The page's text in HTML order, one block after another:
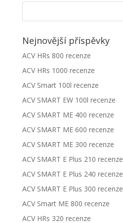
Nejnovější příspěvky
ACV HRs 800 recenze
ACV HRs 1000 recenze
ACV Smart 100l recenze
ACV SMART EW 100l recenze
ACV SMART ME 400 recenze
ACV SMART ME 600 recenze
ACV SMART ME 300 recenze
ACV SMART E Plus 210 recenze
ACV SMART E Plus 240 recenze
ACV SMART E Plus 300 recenze
ACV Smart ME 800 recenze
ACV HRs 320 recenze